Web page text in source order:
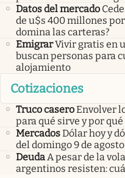
Datos del mercado
de u$s 400 millones
domina las carteras?
EmigrarVivir gratis en
buscan personas para
alojamiento
Cotizaciones
Truco caseroEnvolver
para qué sirve y por
MercadosDólar hoy y
del domingo 9 de
DeudaA pesar de la
argentinos resisten: